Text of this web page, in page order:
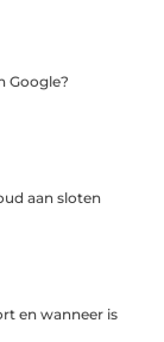
Google?
aan sloten
en wanneer is